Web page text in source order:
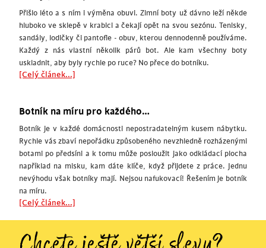
Přišlo léto a s ním i výměna obuvi. Zimní boty už dávno leží někde
hluboko ve sklepě v krabici a čekají opět na svou sezónu. Tenisky,
sandály, lodičky či pantofle - obuv, kterou dennodenně používáme.
Každý z nás vlastní několik párů bot. Ale kam všechny boty
uskladnit, aby byly rychle po ruce? No přece do botníku.
[Celý článek...]
Botník na míru pro každého…
Botník je v každé domácnosti nepostradatelným kusem nábytku.
Rychle vás zbaví nepořádku způsobeného nevzhledně rozházenými
botami po předsíni a k tomu může posloužit jako odkládací plocha
například na misku, kam dáte klíče, když přijdete z práce. Jednu
nevýhodu však botníky mají. Nejsou nafukovací! Řešením je botník
na míru.
[Celý článek...]